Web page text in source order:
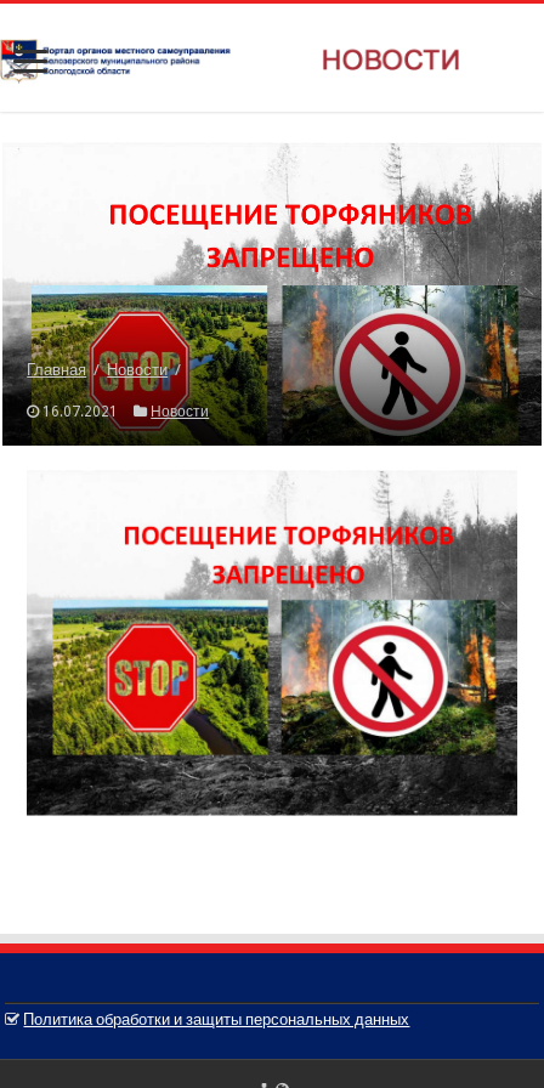
Главная / Новости /
16.07.2021 Новости
Политика обработки и защиты персональных данных